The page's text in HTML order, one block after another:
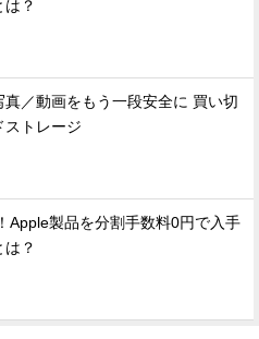
は？
真／動画をもう一段安全に 買い切
ストレージ
Apple製品を分割手数料0円で入手
は？